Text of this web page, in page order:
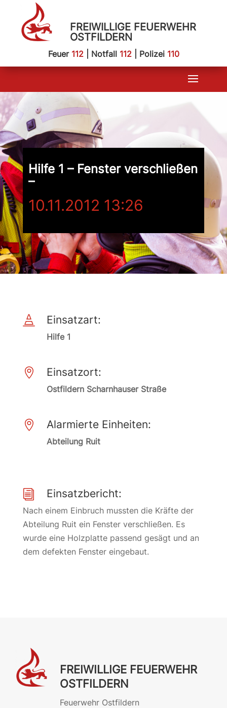
FREIWILLIGE FEUERWEHR
OSTFILDERN
Feuer 112| Notfall 112| Polizei 110
Hilfe 1 – Fenster verschließen
–
10.11.2012 13:26
 Einsatzart:
Hilfe 1
 Einsatzort:
Ostfildern Scharnhauser Straße
 Alarmierte Einheiten:
Abteilung Ruit
i Einsatzbericht:
Nach einem Einbruch mussten die Kräfte der
Abteilung Ruit ein Fenster verschließen. Es
wurde eine Holzplatte passend gesägt und an
dem defekten Fenster eingebaut.
FREIWILLIGE FEUERWEHR
OSTFILDERN
Feuerwehr Ostfildern